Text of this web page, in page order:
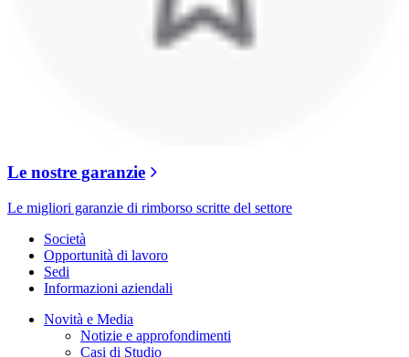
Le nostre garanzie
Le migliori garanzie di rimborso scritte del settore
Società
Opportunità di lavoro
Sedi
Informazioni aziendali
Novità e Media
Notizie e approfondimenti
Casi di Studio